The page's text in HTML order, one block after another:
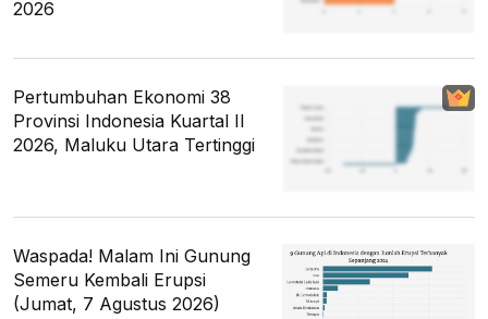
2026
Pertumbuhan Ekonomi 38
Provinsi Indonesia Kuartal II
2026, Maluku Utara Tertinggi
Waspada! Malam Ini Gunung
Semeru Kembali Erupsi
(Jumat, 7 Agustus 2026)